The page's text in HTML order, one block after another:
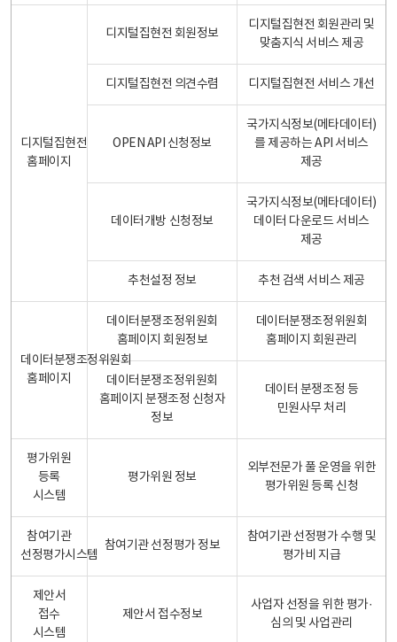
디지털집현전
홈페이지
디지털집현전 회원정보
디지털집현전 회원관리 및
맞춤지식 서비스 제공
디지털집현전 의견수렴 디지털집현전 서비스 개선
OPEN API 신청정보
국가지식정보(메타데이터)
를 제공하는 API 서비스
제공
데이터개방 신청정보
국가지식정보(메타데이터)
데이터 다운로드 서비스
제공
추천설정 정보 추천 검색 서비스 제공
데이터분쟁조정위원회
홈페이지
데이터분쟁조정위원회
홈페이지 회원정보
데이터분쟁조정위원회
홈페이지 회원관리
데이터분쟁조정위원회
홈페이지 분쟁조정 신청자
정보
데이터 분쟁조정 등
민원사무 처리
평가위원
등록
시스템
평가위원 정보
외부전문가 풀 운영을 위한
평가위원 등록 신청
참여기관
선정평가시스템
참여기관 선정평가 정보
참여기관 선정평가 수행 및
평가비 지급
제안서
접수
시스템
제안서 접수정보
사업자 선정을 위한 평가·
심의 및 사업관리